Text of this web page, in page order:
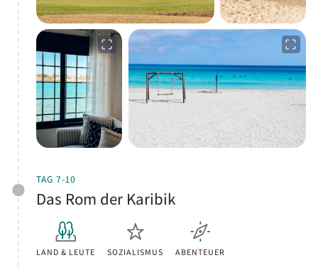
TAG 7-10
Das Rom der Karibik
LAND & LEUTE SOZIALISMUS ABENTEUER